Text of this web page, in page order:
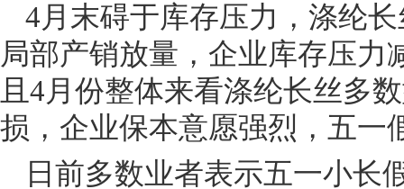
4月末碍于库存压力，涤纶
局部产销放量，企业库存压力
且4月份整体来看涤纶长丝多
损，企业保本意愿强烈，五一
日前多数业者表示五一小长